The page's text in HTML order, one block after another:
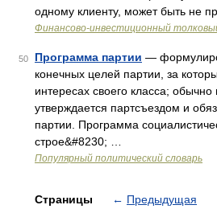
одному клиенту, может быть не
Финансово-инвестиционный
50 Программа партии —
конечных целей партии, за
интересах своего класса;
утверждается партсъездом и
партии. Программа
строе&#8230; …
Популярный политический словарь
Страницы ← Предыдущая